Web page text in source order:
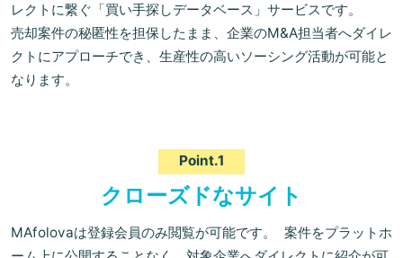
レクトに繋ぐ「買い手探しデータベース」サービスです。
売却案件の秘匿性を担保したまま、企業のM&A担当者へダイレ
クトにアプローチでき、生産性の高いソーシング活動が可能と
なります。
Point.1
クローズドなサイト
MAfolovaは登録会員のみ閲覧が可能です。 案件をプラットホ